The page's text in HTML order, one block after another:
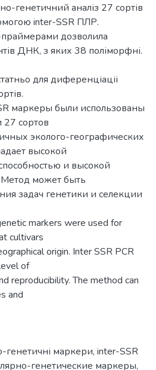
генетичний аналіз 27 сортів
inter-SSR ПЛР.
праймерами дозволила
ДНК, з яких 38 поліморфні.
для диференціаціі
маркеры были использованы
сортов
эколого-географических
высокой
и высокой
может быть
задач генетики и селекции
markers were used for
cultivars
origin. Inter SSR PCR
of
reproducibility. The method can
and
генетичні маркери, inter-SSR
генетические маркеры,